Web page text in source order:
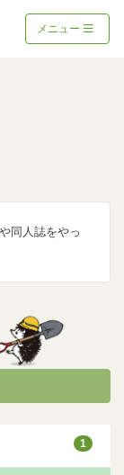
メニュー
同人誌をやっ
1